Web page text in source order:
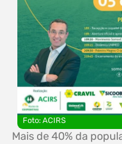
Foto: ACIRS
Mais de 40% da